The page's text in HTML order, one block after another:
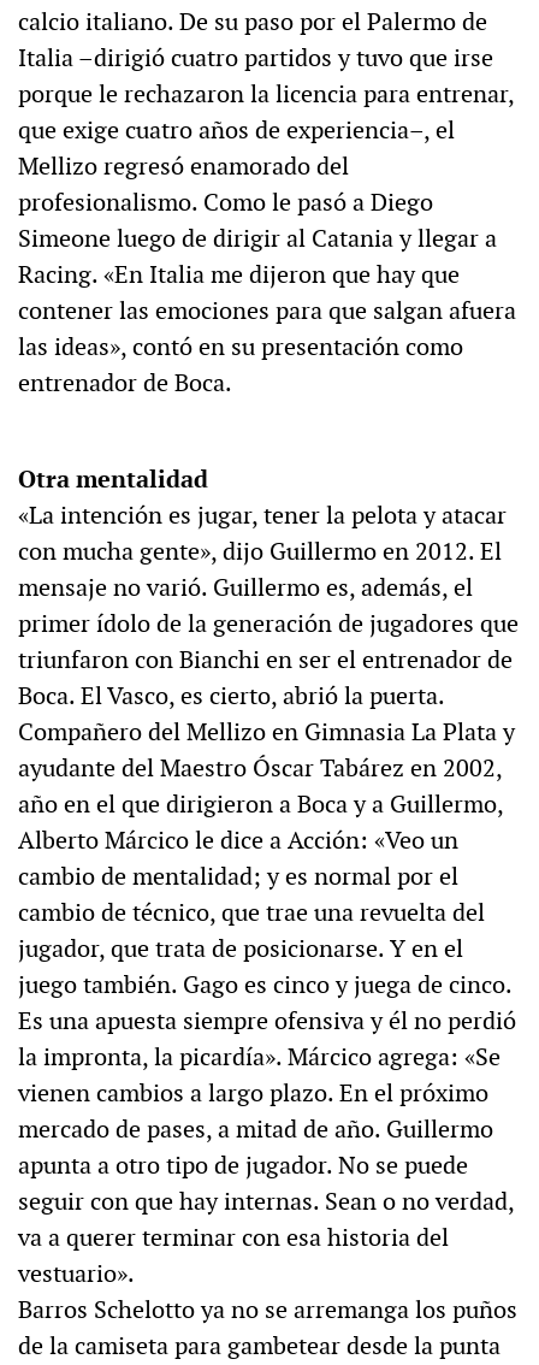
calcio italiano. De su paso por el Palermo de
Italia –dirigió cuatro partidos y tuvo que irse
porque le rechazaron la licencia para entrenar,
que exige cuatro años de experiencia–, el
Mellizo regresó enamorado del
profesionalismo. Como le pasó a Diego
Simeone luego de dirigir al Catania y llegar a
Racing. «En Italia me dijeron que hay que
contener las emociones para que salgan afuera
las ideas», contó en su presentación como
entrenador de Boca.
Otra mentalidad
«La intención es jugar, tener la pelota y atacar
con mucha gente», dijo Guillermo en 2012. El
mensaje no varió. Guillermo es, además, el
primer ídolo de la generación de jugadores que
triunfaron con Bianchi en ser el entrenador de
Boca. El Vasco, es cierto, abrió la puerta.
Compañero del Mellizo en Gimnasia La Plata y
ayudante del Maestro Óscar Tabárez en 2002,
año en el que dirigieron a Boca y a Guillermo,
Alberto Márcico le dice a Acción: «Veo un
cambio de mentalidad; y es normal por el
cambio de técnico, que trae una revuelta del
jugador, que trata de posicionarse. Y en el
juego también. Gago es cinco y juega de cinco.
Es una apuesta siempre ofensiva y él no perdió
la impronta, la picardía». Márcico agrega: «Se
vienen cambios a largo plazo. En el próximo
mercado de pases, a mitad de año. Guillermo
apunta a otro tipo de jugador. No se puede
seguir con que hay internas. Sean o no verdad,
va a querer terminar con esa historia del
vestuario».
Barros Schelotto ya no se arremanga los puños
de la camiseta para gambetear desde la punta